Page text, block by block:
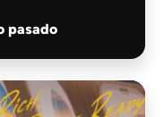
pasado